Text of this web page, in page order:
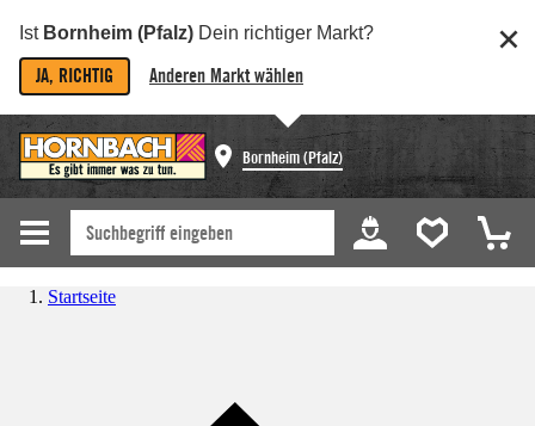
Ist Bornheim (Pfalz) Dein richtiger Markt?
JA, RICHTIG Anderen Markt wählen
Bornheim (Pfalz)
Startseite